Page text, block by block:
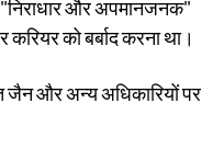
"निराधार और अपमानजनक"
को बर्बाद करना था।
जैन और अन्य अधिकारियों पर